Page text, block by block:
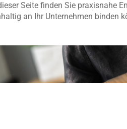
Seite finden Sie praxisnahe
an Ihr Unternehmen binden